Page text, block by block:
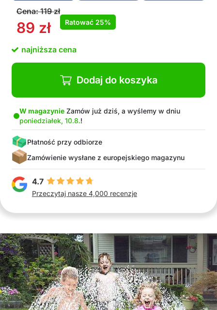
Łatwy w użyciu
Doskonały wybór w podróży, ponieważ jest
składany
Letnie ochłodzenie i orzeźwienie
Wysokiej jakości materiał PVC
Pakiet zawiera: 1x dmuchany basen
Cena:119zł
89 zł Ratować 25%
najniższa cena
Dodaj do koszyka
W magazynie Zamów już dziś, a wyślemy w dniu
poniedziałek, 10.8.!
Płatność przy odbiorze
Zamówienie wysłane z europejskiego magazynu
4.7
Przeczytaj nasze 4,000 recenzje